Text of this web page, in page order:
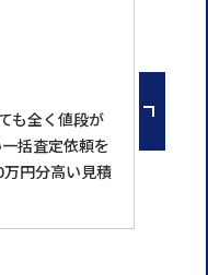
も全く値段が
括査定依頼を
円分高い見積